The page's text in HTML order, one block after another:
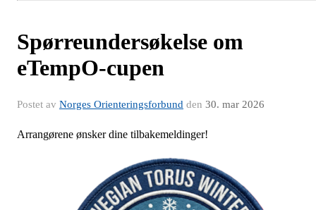
Spørreundersøkelse om
eTempO-cupen
Postet av Norges Orienteringsforbund den 30. mar 2026
Arrangørene ønsker dine tilbakemeldinger!